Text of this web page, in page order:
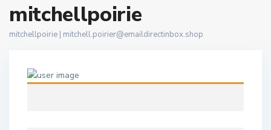
mitchellpoirie
mitchellpoirie | mitchell.poirier@emaildirectinbox.shop